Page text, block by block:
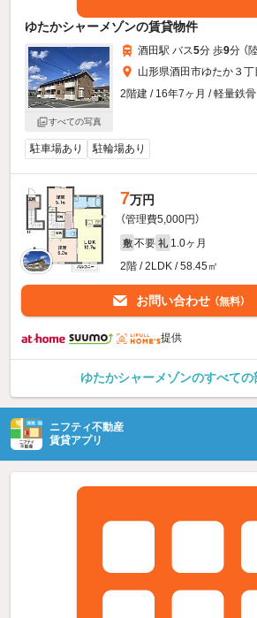
ゆたかシャーメゾンの賃貸物件
すべての写真
酒田駅 バス5分 歩9分 （
山形県酒田市ゆたか３
2階建 / 16年7ヶ月 / 軽量鉄骨
駐車場あり 駐輪場あり
7万円
（管理費5,000円）
敷 不要 礼 1.0ヶ月
2階 / 2LDK / 58.45㎡
お問い合わせ （無料）
提供
ゆたかシャーメゾンのすべての
ニフティ不動産
賃貸アプリ